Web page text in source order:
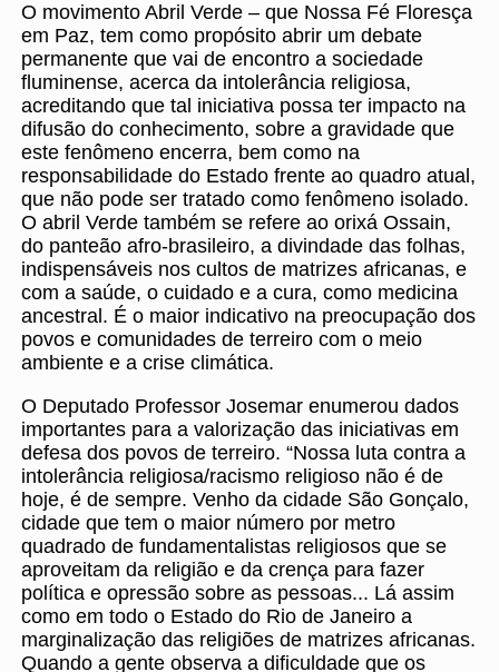
O movimento Abril Verde – que Nossa Fé Floresça
em Paz, tem como propósito abrir um debate
permanente que vai de encontro a sociedade
fluminense, acerca da intolerância religiosa,
acreditando que tal iniciativa possa ter impacto na
difusão do conhecimento, sobre a gravidade que
este fenômeno encerra, bem como na
responsabilidade do Estado frente ao quadro atual,
que não pode ser tratado como fenômeno isolado.
O abril Verde também se refere ao orixá Ossain,
do panteão afro-brasileiro, a divindade das folhas,
indispensáveis nos cultos de matrizes africanas, e
com a saúde, o cuidado e a cura, como medicina
ancestral. É o maior indicativo na preocupação dos
povos e comunidades de terreiro com o meio
ambiente e a crise climática.
O Deputado Professor Josemar enumerou dados
importantes para a valorização das iniciativas em
defesa dos povos de terreiro. “Nossa luta contra a
intolerância religiosa/racismo religioso não é de
hoje, é de sempre. Venho da cidade São Gonçalo,
cidade que tem o maior número por metro
quadrado de fundamentalistas religiosos que se
aproveitam da religião e da crença para fazer
política e opressão sobre as pessoas... Lá assim
como em todo o Estado do Rio de Janeiro a
marginalização das religiões de matrizes africanas.
Quando a gente observa a dificuldade que os